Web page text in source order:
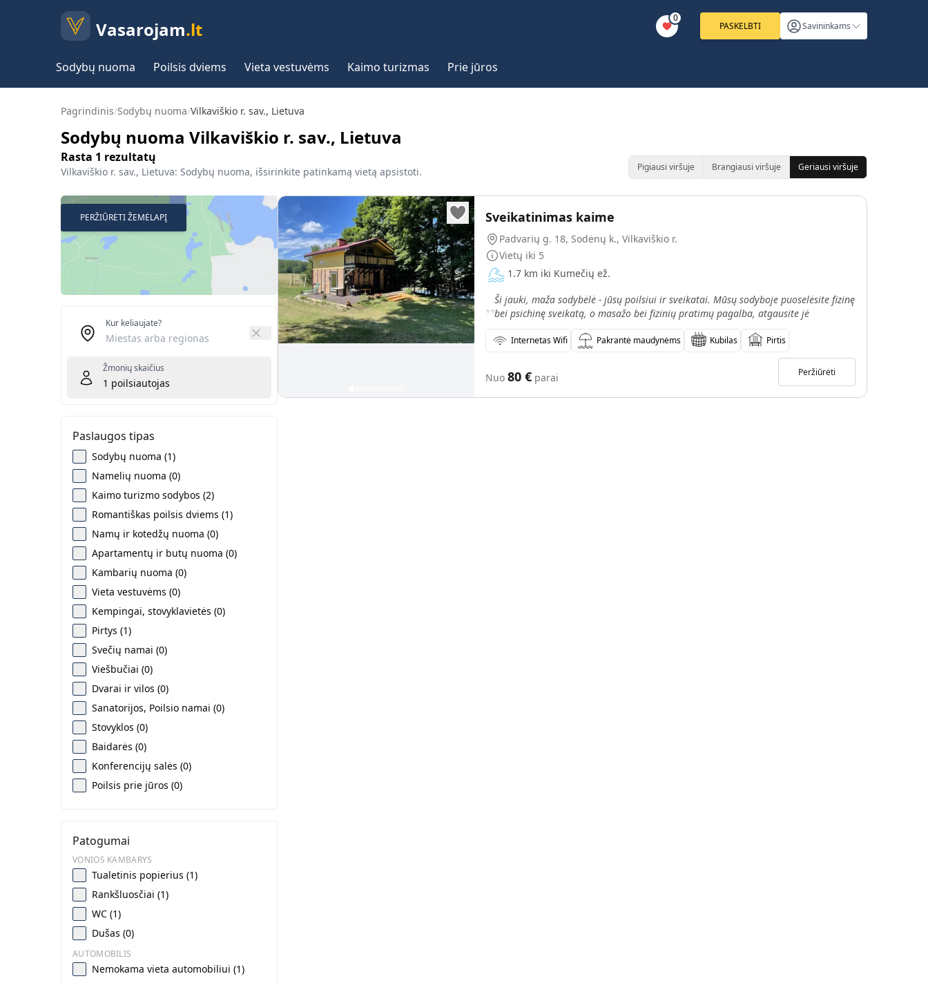
Vasarojam.lt
0
PASKELBTI Savininkams
Sodybų nuoma Poilsis dviems Vieta vestuvėms Kaimo turizmas Prie jūros
Pagrindinis/Sodybų nuoma/Vilkaviškio r. sav., Lietuva
Sodybų nuoma Vilkaviškio r. sav., Lietuva
Rasta 1 rezultatų
Vilkaviškio r. sav., Lietuva: Sodybų nuoma, išsirinkite patinkamą vietą apsistoti. Pigiausi viršuje Brangiausi viršuje Geriausi viršuje
PERŽIŪRĖTI ŽEMĖLAPĮ
Kur keliaujate?
Žmonių skaičius
1 poilsiautojas
Paslaugos tipas
Sodybų nuoma (1)
Namelių nuoma (0)
Kaimo turizmo sodybos (2)
Romantiškas poilsis dviems (1)
Namų ir kotedžų nuoma (0)
Apartamentų ir butų nuoma (0)
Kambarių nuoma (0)
Vieta vestuvėms (0)
Kempingai, stovyklavietės (0)
Pirtys (1)
Svečių namai (0)
Viešbučiai (0)
Dvarai ir vilos (0)
Sanatorijos, Poilsio namai (0)
Stovyklos (0)
Baidarės (0)
Konferencijų salės (0)
Poilsis prie jūros (0)
Patogumai
VONIOS KAMBARYS
Tualetinis popierius (1)
Rankšluosčiai (1)
WC (1)
Dušas (0)
AUTOMOBILIS
Nemokama vieta automobiliui (1)
Sveikatinimas kaime
Padvarių g. 18, Sodėnų k., Vilkaviškio r.
Vietų iki 5
1.7 km iki Kumečių ež.
„Ši jauki, maža sodybėlė - jūsų poilsiui ir sveikatai. Mūsų sodyboje puoselėsite fizinę
bei psichinę sveikatą, o masažo bei fizinių pratimų pagalba, atgausite jė
Internetas Wifi Pakrantė maudynėms Kubilas Pirtis
Nuo 80€ parai Peržiūrėti